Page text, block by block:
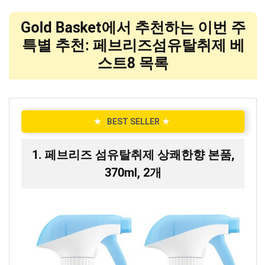
Gold Basket에서 추천하는 이번 주
특별 추천: 페브리즈섬유탈취제 베
스트8 목록
★ BEST SELLER ★
1. 페브리즈 섬유탈취제 상쾌한향 본품,
370ml, 2개